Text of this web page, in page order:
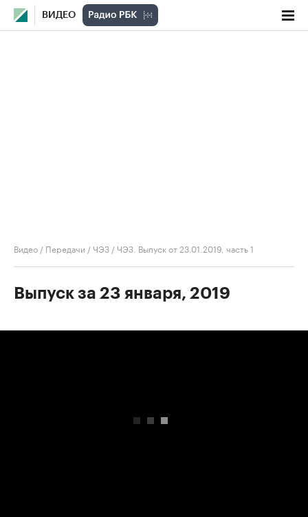
ВИДЕО
Видео / Передачи /ЧЭЗ /ЧЭЗ. Выпуск от 23.01.2019, часть 1
Выпуск за 23 января, 2019